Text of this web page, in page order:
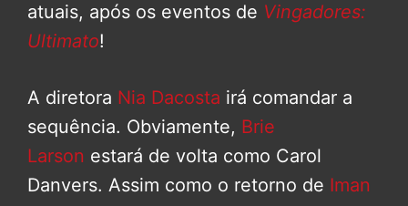
atuais, após os eventos de Vingadores:
Ultimato!
A diretora Nia Dacosta irá comandar a
sequência. Obviamente, Brie
Larson estará de volta como Carol
Danvers. Assim como o retorno de Iman